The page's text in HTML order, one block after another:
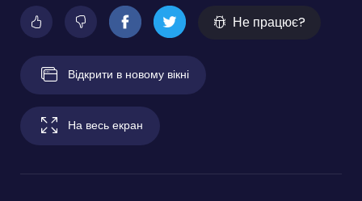
Не працює?
Відкрити в новому вікні
На весь екран